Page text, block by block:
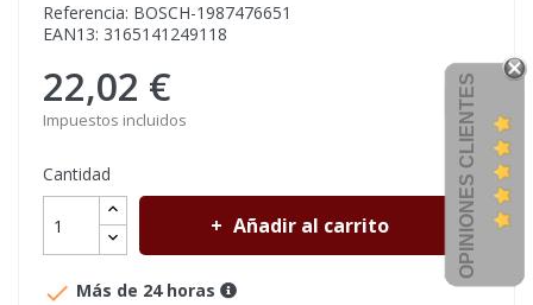
Referencia: BOSCH-1987476651
EAN13: 3165141249118
22,02 €
Impuestos incluidos
Cantidad
Añadir al carrito
 Más de 24 horas
OPINIONES CLIENTES